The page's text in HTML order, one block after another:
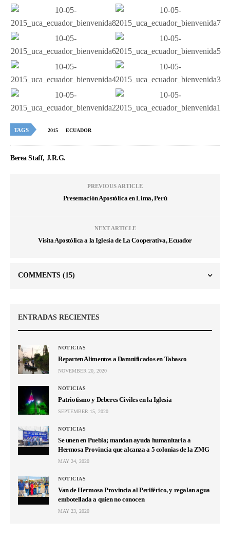
TAGS 2015 ECUADOR
Berea Staff, J.R.G.
PREVIOUS ARTICLE
Presentación Apostólica en Lima, Perú
NEXT ARTICLE
Visita Apostólica a la Iglesia de La Cooperativa, Ecuador
COMMENTS (15)
ENTRADAS RECIENTES
NOTICIAS
Reparten Alimentos a Damnificados en Tabasco
NOVEMBER 20, 2020
NOTICIAS
Patriotismo y Deberes Civiles en la Iglesia
SEPTEMBER 15, 2020
NOTICIAS
Se unen en Puebla; mandan ayuda humanitaria a
Hermosa Provincia que alcanza a 5 colonias de la ZMG
MAY 24, 2020
NOTICIAS
Van de Hermosa Provincia al Periférico, y regalan agua
embotellada a quien no conocen
MAY 23, 2020